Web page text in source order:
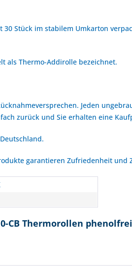
Stück im stabilem Umkarton
als Thermo-Addirolle bezeichnet.
Jeden
zurück und Sie erhalten eine
garantieren Zufriedenheit und
CB Thermorollen